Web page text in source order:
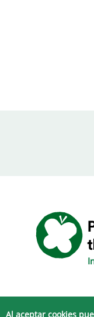
Al aceptar cookies